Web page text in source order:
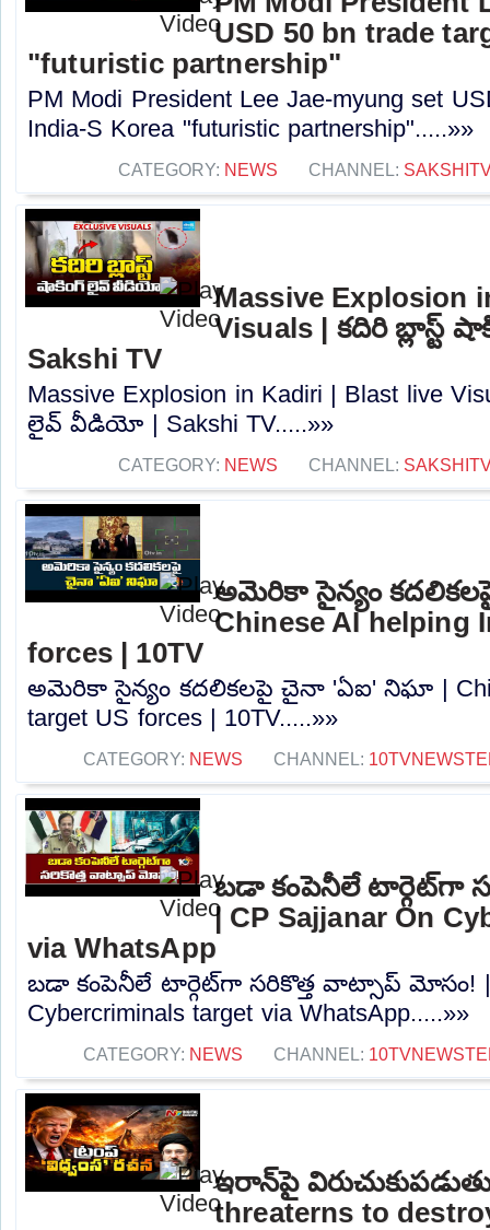
USD 50 bn trade
"futuristic partnership"
PM Modi President Lee Jae-myung set
India-S Korea "futuristic partnership".....»»
CATEGORY: NEWS CHANNEL:
Massive Explosion
Visuals | కదిరి బ్లాస్ట్
Sakshi TV
Massive Explosion in Kadiri | Blast live
లైవ్ వీడియో | Sakshi TV.....»»
CATEGORY: NEWS CHANNEL:
అమెరికా సైన్యం
Chinese AI helping
forces | 10TV
అమెరికా సైన్యం కదలికలపై చైనా 'ఏఐ' నిఘా |
target US forces | 10TV.....»»
CATEGORY: NEWS CHANNEL:
బడా కంపెనీలే టార్గెట్‌గా
| CP Sajjanar On
via WhatsApp
బడా కంపెనీలే టార్గెట్‌గా సరికొత్త వాట్సాప్ మోసం! |
Cybercriminals target via WhatsApp.....»»
CATEGORY: NEWS CHANNEL:
ఇరాన్‌పై
threaterns to